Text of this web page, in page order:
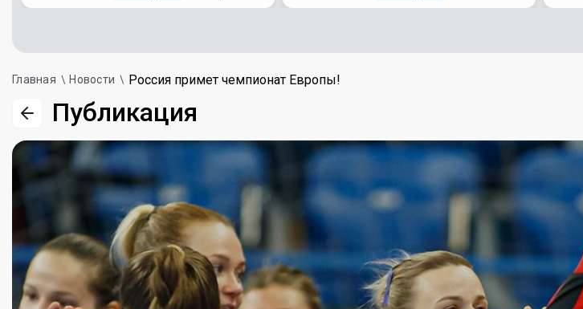
Главная Новости Россия примет чемпионат Европы!
Публикация